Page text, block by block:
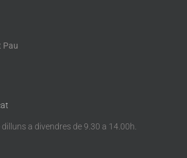
Pau
a divendres de 9.30 a 14.00h.